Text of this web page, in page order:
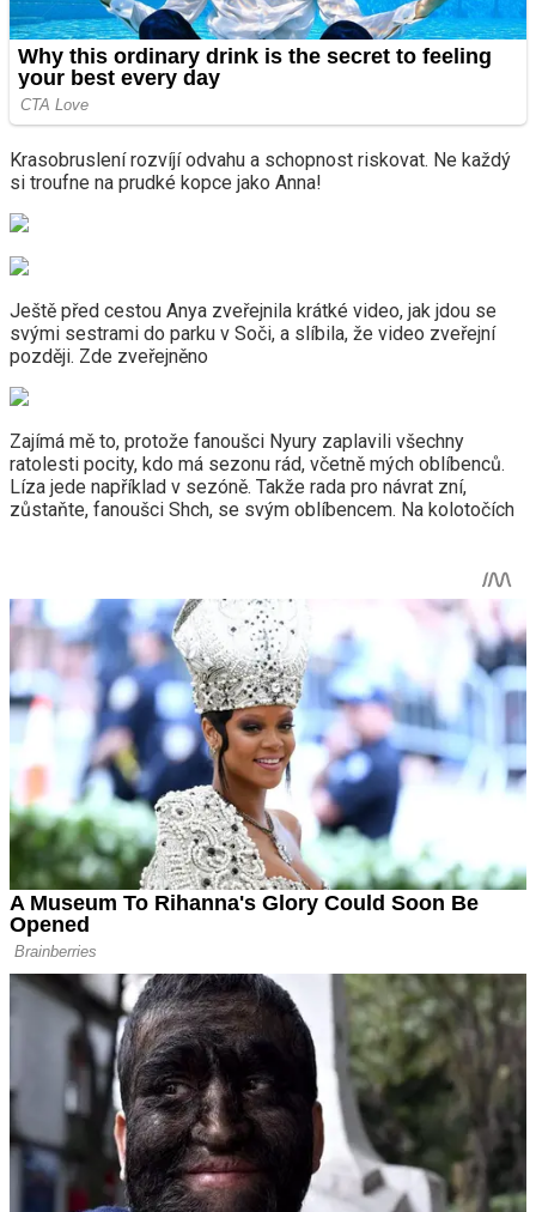
Krasobruslení rozvíjí odvahu a schopnost riskovat. Ne každý
si troufne na prudké kopce jako Anna!
Ještě před cestou Anya zveřejnila krátké video, jak jdou se
svými sestrami do parku v Soči, a slíbila, že video zveřejní
později. Zde zveřejněno
Zajímá mě to, protože fanoušci Nyury zaplavili všechny
ratolesti pocity, kdo má sezonu rád, včetně mých oblíbenců.
Líza jede například v sezóně. Takže rada pro návrat zní,
zůstaňte, fanoušci Shch, se svým oblíbencem. Na kolotočích